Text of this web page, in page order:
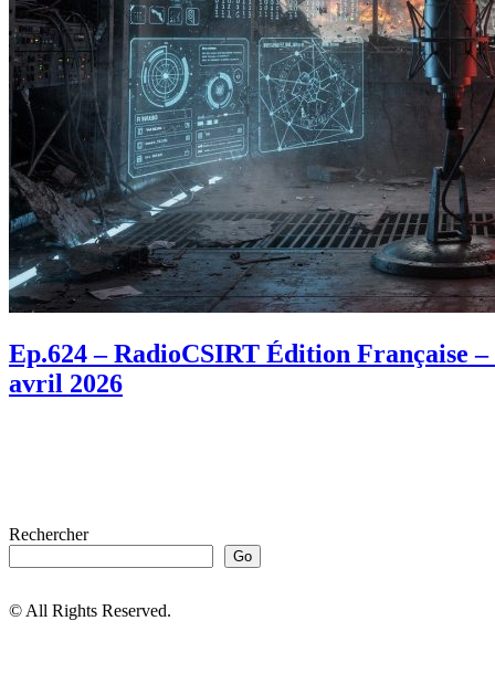
Ep.624 – RadioCSIRT Édition Française
avril 2026
Rechercher
Go
© All Rights Reserved.